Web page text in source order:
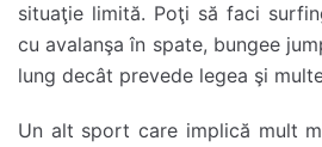
situaţie limită. Poţi să faci
cu avalanşa în spate, bungee
lung decât prevede legea şi
Un alt sport care implică mult